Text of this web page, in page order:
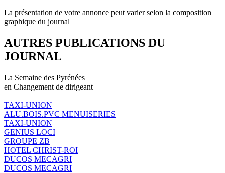
La présentation de votre annonce peut varier selon la composition
graphique du journal
AUTRES PUBLICATIONS DU
JOURNAL
La Semaine des Pyrénées
en Changement de dirigeant
TAXI-UNION
ALU.BOIS.PVC MENUISERIES
TAXI-UNION
GENIUS LOCI
GROUPE ZB
HOTEL CHRIST-ROI
DUCOS MECAGRI
DUCOS MECAGRI